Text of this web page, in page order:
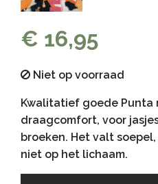
€ 16,95
Niet op voorraad
Kwalitatief goede Punta
draagcomfort, voor
broeken. Het valt
niet op het lichaam.